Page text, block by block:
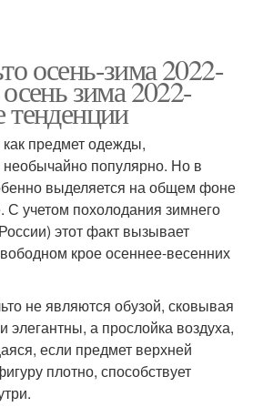
осень-зима 2022-
зима 2022-
предмет одежды,
популярно. Но в
выделяется на общем фоне
С учетом похолодания зимнего
этот факт вызывает
крое осеннее-весенних
не являются обузой, сковывая
элегантны, а прослойка воздуха,
если предмет верхней
плотно, способствует